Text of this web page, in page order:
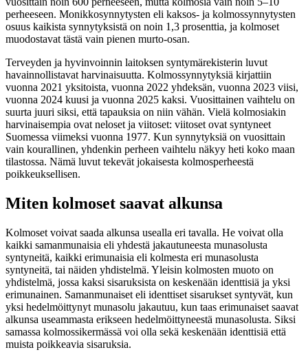
perheeseen. Monikkosynnytysten eli kaksos- ja kolmossynnytysten
osuus kaikista synnytyksistä on noin 1,3 prosenttia, ja kolmoset
muodostavat tästä vain pienen murto-osan.
Terveyden ja hyvinvoinnin laitoksen syntymärekisterin luvut
havainnollistavat harvinaisuutta. Kolmossynnytyksiä kirjattiin
vuonna 2021 yksitoista, vuonna 2022 yhdeksän, vuonna 2023 viisi,
vuonna 2024 kuusi ja vuonna 2025 kaksi. Vuosittainen vaihtelu on
suurta juuri siksi, että tapauksia on niin vähän. Vielä kolmosiakin
harvinaisempia ovat neloset ja viitoset: viitoset ovat syntyneet
Suomessa viimeksi vuonna 1977. Kun synnytyksiä on vuosittain
vain kourallinen, yhdenkin perheen vaihtelu näkyy heti koko maan
tilastossa. Nämä luvut tekevät jokaisesta kolmosperheestä
poikkeuksellisen.
Miten kolmoset saavat alkunsa
Kolmoset voivat saada alkunsa usealla eri tavalla. He voivat olla
kaikki samanmunaisia eli yhdestä jakautuneesta munasolusta
syntyneitä, kaikki erimunaisia eli kolmesta eri munasolusta
syntyneitä, tai näiden yhdistelmä. Yleisin kolmosten muoto on
yhdistelmä, jossa kaksi sisaruksista on keskenään identtisiä ja yksi
erimunainen. Samanmunaiset eli identtiset sisarukset syntyvät, kun
yksi hedelmöittynyt munasolu jakautuu, kun taas erimunaiset saavat
alkunsa useammasta erikseen hedelmöittyneestä munasolusta. Siksi
samassa kolmossikermässä voi olla sekä keskenään identtisiä että
muista poikkeavia sisaruksia.